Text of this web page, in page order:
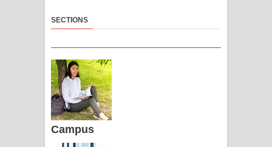
SECTIONS
Campus